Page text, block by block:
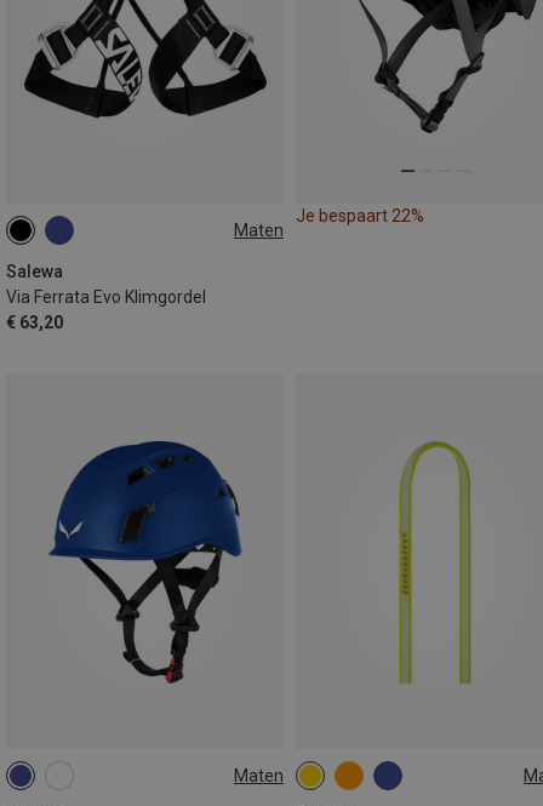
Maten
Salewa
Via Ferrata Evo Klimgordel
€ 63,20
M-XXL
Je bespaart 22%
Maten
53-61CM 180CM